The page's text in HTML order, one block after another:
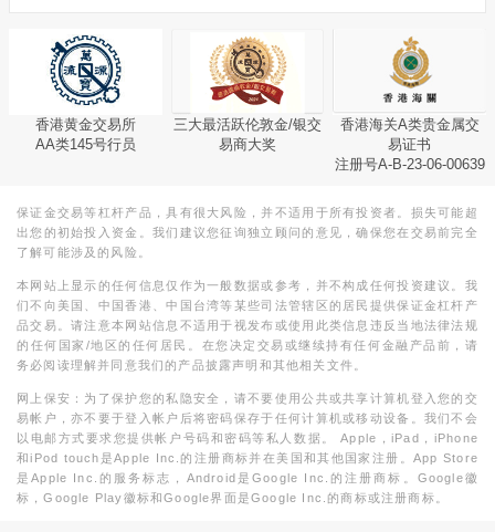
香港黄金交易所
AA类145号行员
三大最活跃伦敦金/银交
易商大奖
香港海关A类贵金属交
易证书
注册号A-B-23-06-00639
保证金交易等杠杆产品，具有很大风险，并不适用于所有投资者。损失可能超
出您的初始投入资金。我们建议您征询独立顾问的意见，确保您在交易前完全
了解可能涉及的风险。
本网站上显示的任何信息仅作为一般数据或参考，并不构成任何投资建议。我
们不向美国、中国香港、中国台湾等某些司法管辖区的居民提供保证金杠杆产
品交易。请注意本网站信息不适用于视发布或使用此类信息违反当地法律法规
的任何国家/地区的任何居民。在您决定交易或继续持有任何金融产品前，请
务必阅读理解并同意我们的产品披露声明和其他相关文件。
网上保安：为了保护您的私隐安全，请不要使用公共或共享计算机登入您的交
易帐户，亦不要于登入帐户后将密码保存于任何计算机或移动设备。我们不会
以电邮方式要求您提供帐户号码和密码等私人数据。 Apple，iPad，iPhone
和iPod touch是Apple Inc.的注册商标并在美国和其他国家注册。App Store
是Apple Inc.的服务标志，Android是Google Inc.的注册商标。Google徽
标，Google Play徽标和Google界面是Google Inc.的商标或注册商标。